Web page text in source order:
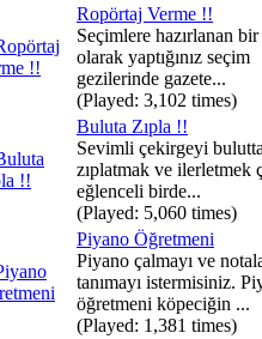
Ropörtaj Verme !!
Seçimlere hazırlanan
olarak yaptığınız seçim
gezilerinde gazete...
(Played: 3,102 times)
Buluta Zıpla !!
Sevimli çekirgeyi
zıplatmak ve ilerletmek
eğlenceli birde...
(Played: 5,060 times)
Piyano Öğretmeni
Piyano çalmayı ve
tanımayı istermisiniz.
öğretmeni köpeciğin ...
(Played: 1,381 times)